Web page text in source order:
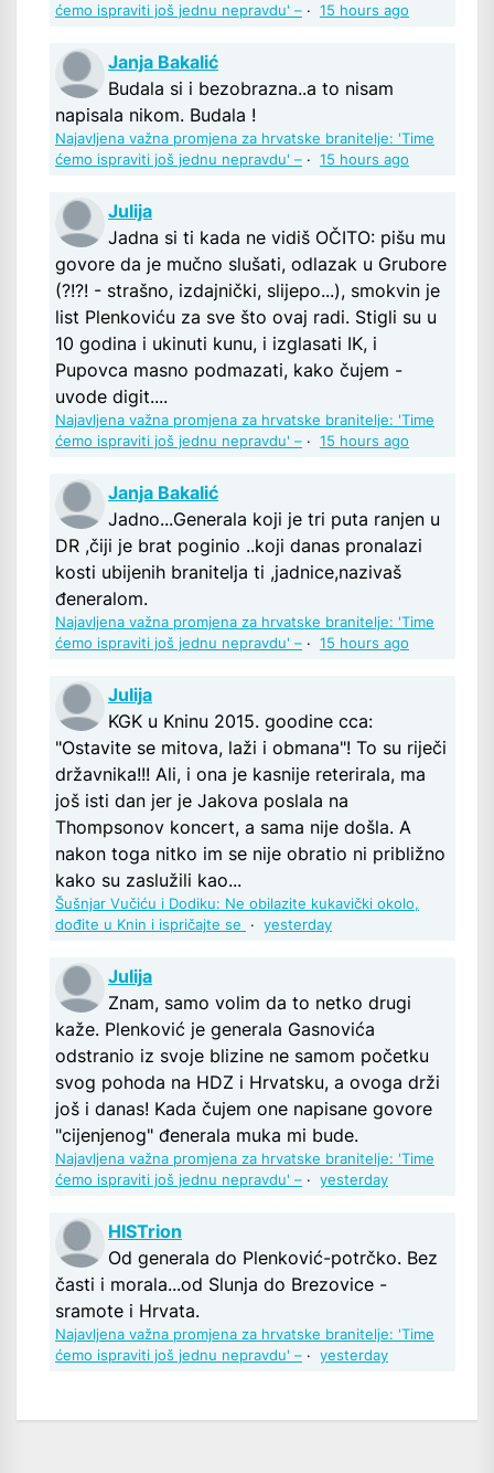
ćemo ispraviti još jednu nepravdu' – · 15 hours ago
Janja Bakalić
Budala si i bezobrazna..a to nisam
napisala nikom. Budala !
Najavljena važna promjena za hrvatske branitelje: 'Time
ćemo ispraviti još jednu nepravdu' – · 15 hours ago
Julija
Jadna si ti kada ne vidiš OČITO: pišu mu
govore da je mučno slušati, odlazak u Grubore
(?!?! - strašno, izdajnički, slijepo...), smokvin je
list Plenkoviću za sve što ovaj radi. Stigli su u
10 godina i ukinuti kunu, i izglasati IK, i
Pupovca masno podmazati, kako čujem -
uvode digit....
Najavljena važna promjena za hrvatske branitelje: 'Time
ćemo ispraviti još jednu nepravdu' – · 15 hours ago
Janja Bakalić
Jadno...Generala koji je tri puta ranjen u
DR ,čiji je brat poginio ..koji danas pronalazi
kosti ubijenih branitelja ti ,jadnice,nazivaš
đeneralom.
Najavljena važna promjena za hrvatske branitelje: 'Time
ćemo ispraviti još jednu nepravdu' – · 15 hours ago
Julija
KGK u Kninu 2015. goodine cca:
"Ostavite se mitova, laži i obmana"! To su riječi
državnika!!! Ali, i ona je kasnije reterirala, ma
još isti dan jer je Jakova poslala na
Thompsonov koncert, a sama nije došla. A
nakon toga nitko im se nije obratio ni približno
kako su zaslužili kao...
Šušnjar Vučiću i Dodiku: Ne obilazite kukavički okolo,
dođite u Knin i ispričajte se
· yesterday
Julija
Znam, samo volim da to netko drugi
kaže. Plenković je generala Gasnovića
odstranio iz svoje blizine ne samom početku
svog pohoda na HDZ i Hrvatsku, a ovoga drži
još i danas! Kada čujem one napisane govore
"cijenjenog" đenerala muka mi bude.
Najavljena važna promjena za hrvatske branitelje: 'Time
ćemo ispraviti još jednu nepravdu' – · yesterday
HISTrion
Od generala do Plenković-potrčko. Bez
časti i morala...od Slunja do Brezovice -
sramote i Hrvata.
Najavljena važna promjena za hrvatske branitelje: 'Time
ćemo ispraviti još jednu nepravdu' – · yesterday